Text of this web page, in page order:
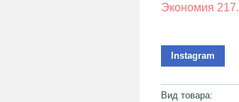
Экономия
Instagram
Вид товара: